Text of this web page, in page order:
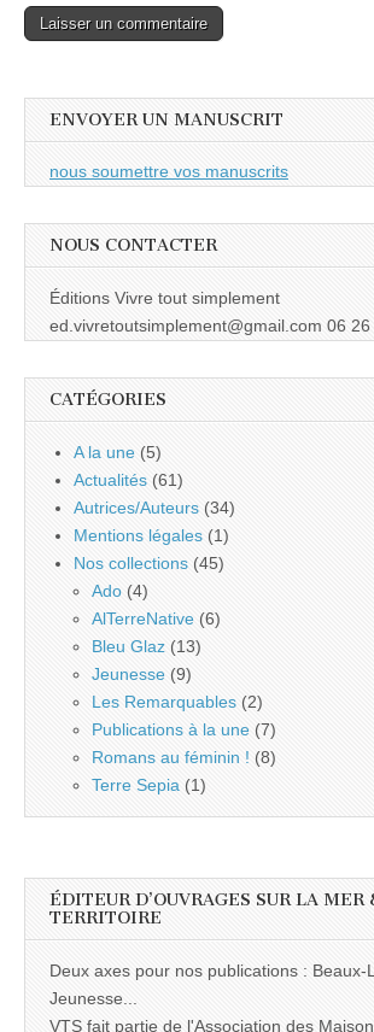
ENVOYER UN MANUSCRIT
nous soumettre vos manuscrits
NOUS CONTACTER
Éditions Vivre tout simplement
ed.vivretoutsimplement@gmail.com 06
CATÉGORIES
A la une (5)
Actualités (61)
Autrices/Auteurs (34)
Mentions légales (1)
Nos collections (45)
Ado (4)
AlTerreNative (6)
Bleu Glaz (13)
Jeunesse (9)
Les Remarquables (2)
Publications à la une (7)
Romans au féminin ! (8)
Terre Sepia (1)
ÉDITEUR D’OUVRAGES SUR LA MER
TERRITOIRE
Deux axes pour nos publications : Beaux-
Jeunesse...
VTS fait partie de l'Association des